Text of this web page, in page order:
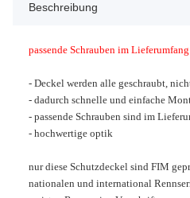
Beschreibung
passende Schrauben im
- Deckel werden alle geschraubt,
- dadurch schnelle und einfache
- passende Schrauben sind im
- hochwertige optik
nur diese Schutzdeckel sind FIM
nationalen und international